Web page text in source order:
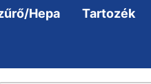
Hepa Tartozék